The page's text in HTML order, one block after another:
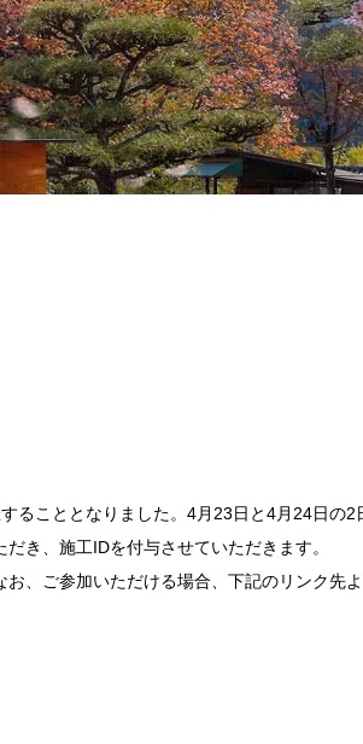
ることとなりました。4月23日と4月24日の
き、施工IDを付与させていただきます。
、ご参加いただける場合、下記のリンク先